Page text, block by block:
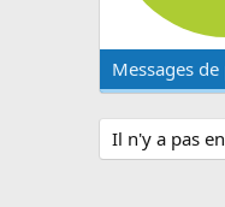
Messages
Il n'y a pas